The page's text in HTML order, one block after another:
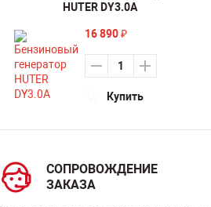
HUTER DY3.0A
16 890 ₽
Купить
СОПРОВОЖДЕНИЕ
ЗАКАЗА